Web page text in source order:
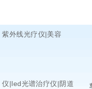
紫外线光疗仪|美容
仪|led光谱治疗仪|阴道